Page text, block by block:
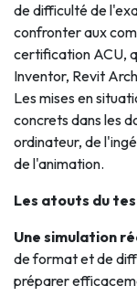
de difficulté de
confronter aux
certification ACU,
Inventor, Revit
Les mises en
concrets dans les
ordinateur, de
de l'animation.
Les atouts du
Une simulation
de format et de
préparer